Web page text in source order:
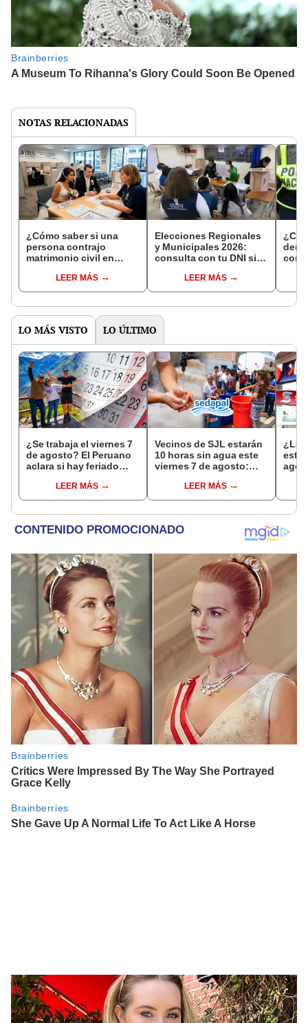
NOTAS RELACIONADAS
¿Cómo saber si una
persona contrajo
matrimonio civil en
LEER MÁS
Elecciones Regionales
y Municipales 2026:
consulta con tu DNI si
de mesa para este 4 de
octubre en el link oficial
LEER MÁS
con
LO MÁS VISTO LO ÚLTIMO
¿Se trabaja el viernes 7
de agosto? El Peruano
aclara si hay feriado
del 6 de agosto
LEER MÁS
Vecinos de SJL estarán
10 horas sin agua este
viernes 7 de agosto:
afectadas, según
Sedapal
LEER MÁS
este